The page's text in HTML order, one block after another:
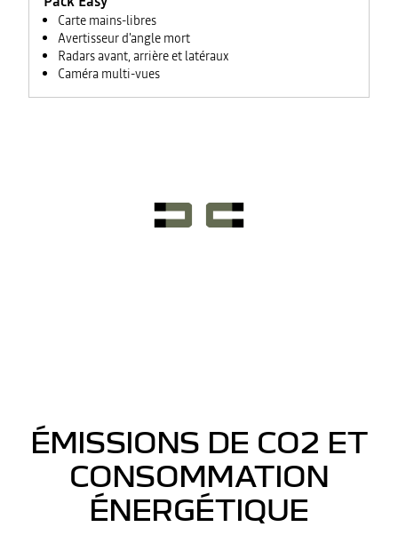
Carte mains-libres
Avertisseur d'angle mort
Radars avant, arrière et latéraux
Caméra multi-vues
ÉMISSIONS DE CO2 ET
CONSOMMATION
ÉNERGÉTIQUE